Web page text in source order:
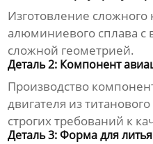
Изготовление сложного
алюминиевого сплава с
сложной геометрией.
Деталь 2: Компонент
Производство
двигателя из
строгих требований к
Деталь 3: Форма для